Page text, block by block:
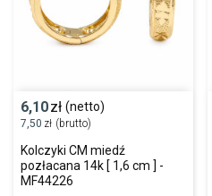
6,10zł (netto)
7,50 zł (brutto)
Kolczyki CM miedź
pozłacana 14k [ 1,6 cm ] -
MF44226